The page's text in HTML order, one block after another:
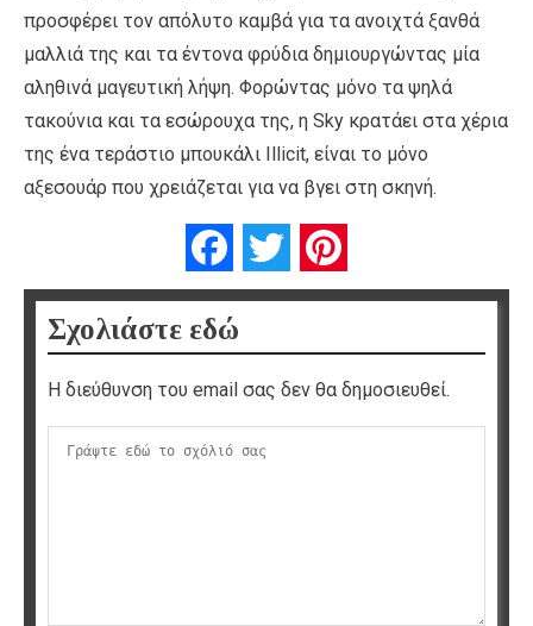
προσφέρει τον απόλυτο καμβά για τα ανοιχτά ξανθά
μαλλιά της και τα έντονα φρύδια δημιουργώντας μία
αληθινά μαγευτική λήψη. Φορώντας μόνο τα ψηλά
τακούνια και τα εσώρουχα της, η Sky κρατάει στα χέρια
της ένα τεράστιο μπουκάλι Illicit, είναι το μόνο
αξεσουάρ που χρειάζεται για να βγει στη σκηνή.
FacebookTwitter
Σχολιάστε εδώ
Η διεύθυνση του email σας δεν θα δημοσιευθεί.